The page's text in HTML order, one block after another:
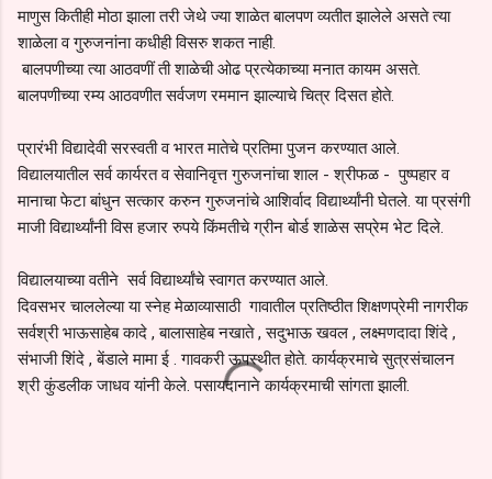
माणुस कितीही मोठा झाला तरी जेथे ज्या शाळेत बालपण व्यतीत झालेले असते त्या
शाळेला व गुरुजनांना कधीही विसरु शकत नाही.
बालपणीच्या त्या आठवणीं ती शाळेची ओढ प्रत्येकाच्या मनात कायम असते.
बालपणीच्या रम्य आठवणीत सर्वजण रममान झाल्याचे चित्र दिसत होते.
प्रारंभी विद्यादेवी सरस्वती व भारत मातेचे प्रतिमा पुजन करण्यात आले.
विद्यालयातील सर्व कार्यरत व सेवानिवृत्त गुरुजनांचा शाल - श्रीफळ - पुष्पहार व
मानाचा फेटा बांधुन सत्कार करुन गुरुजनांचे आशिर्वाद विद्यार्थ्यांनी घेतले. या प्रसंगी
माजी विद्यार्थ्यांनी विस हजार रुपये किंमतीचे ग्रीन बोर्ड शाळेस सप्रेम भेट दिले.
विद्यालयाच्या वतीने सर्व विद्यार्थ्यांचे स्वागत करण्यात आले.
दिवसभर चाललेल्या या स्नेह मेळाव्यासाठी गावातील प्रतिष्ठीत शिक्षणप्रेमी नागरीक
सर्वश्री भाऊसाहेब कादे , बालासाहेब नखाते , सदुभाऊ खवल , लक्ष्मणदादा शिंदे ,
संभाजी शिंदे , बेंडाले मामा ई . गावकरी ऊपस्थीत होते. कार्यक्रमाचे सुत्रसंचालन
श्री कुंडलीक जाधव यांनी केले. पसायदानाने कार्यक्रमाची सांगता झाली.